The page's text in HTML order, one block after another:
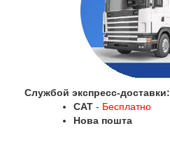
Службой экспресс-доставки:
САТ - Бесплатно
Нова пошта